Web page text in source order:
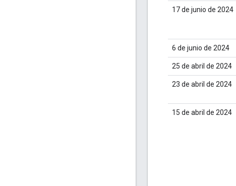
17 de junio de 2024
6 de junio de 2024
25 de abril de 2024
23 de abril de 2024
15 de abril de 2024